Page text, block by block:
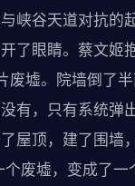
峡谷天道对抗的
了眼睛。蔡文姬
废墟。院墙倒了
有，只有系统弹
屋顶，建了围墙
废墟，变成了